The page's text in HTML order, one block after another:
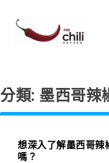
分類: 墨西哥辣
想深入了解墨西哥辣
嗎？